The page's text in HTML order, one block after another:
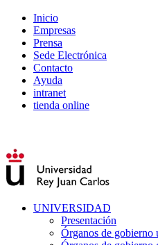
Inicio
Empresas
Prensa
Sede Electrónica
Contacto
Ayuda
intranet
tienda online
UNIVERSIDAD
Presentación
Órganos de gobierno